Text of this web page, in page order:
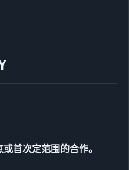
首次定范围的合作。